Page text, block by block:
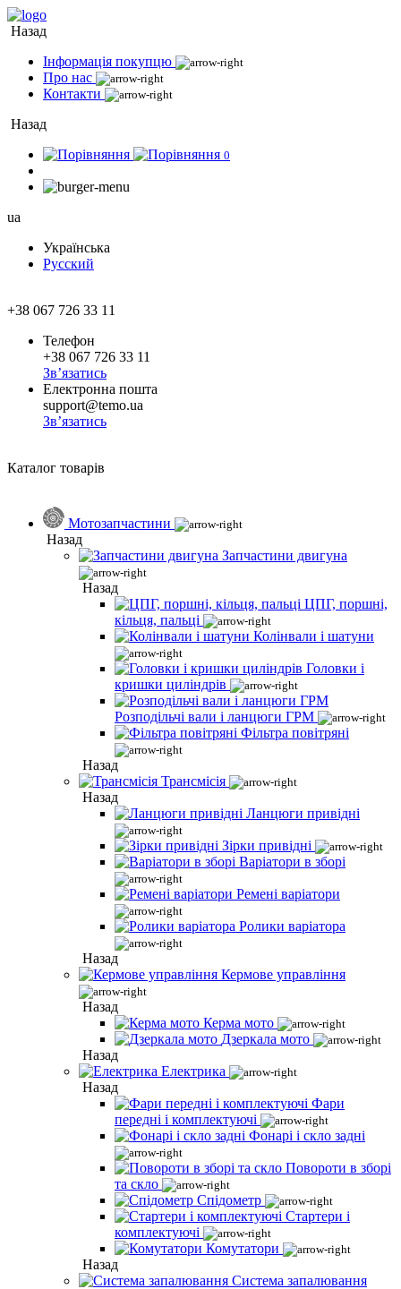
Назад
Інформація покупцю
Про нас
Контакти
Назад
0
ua
Українська
Русский
+38 067 726 33 11
Телефон
+38 067 726 33 11
Зв’язатись
Електронна пошта
support@temo.ua
Зв’язатись
Каталог товарів
Мотозапчастини
Назад
Запчастини двигуна
Назад
ЦПГ, поршні,
кільця, пальці
Колінвали і шатуни
Головки і
кришки циліндрів
Розподільчі вали і ланцюги ГРМ
Фільтра повітряні
Назад
Трансмісія
Назад
Ланцюги привідні
Зірки привідні
Варіатори в зборі
Ремені варіатори
Ролики варіатора
Назад
Кермове управління
Назад
Керма мото
Дзеркала мото
Назад
Електрика
Назад
Фари
передні і комплектуючі
Фонарі і скло задні
Повороти в зборі
та скло
Спідометр
Стартери і
комплектуючі
Комутатори
Назад
Система запалювання